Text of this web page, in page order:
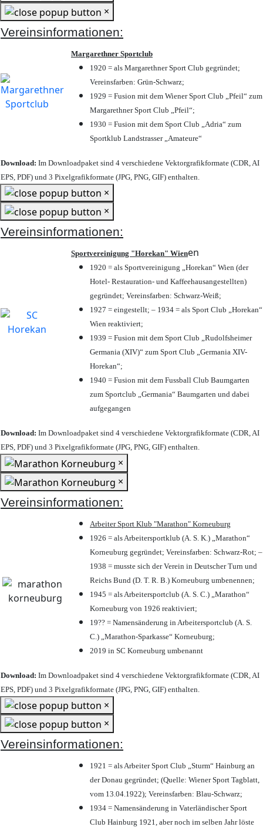
×
Vereinsinformationen:
Margarethner Sportclub
1920 = als Margarethner Sport Club gegründet;
Vereinsfarben: Grün-Schwarz;
1929 = Fusion mit dem Wiener Sport Club „Pfeil“ zum
Margarethner Sport Club „Pfeil“;
1930 = Fusion mit dem Sport Club „Adria“ zum
Sportklub Landstrasser „Amateure“
Download: Im Downloadpaket sind 4 verschiedene Vektorgrafikformate (CDR, AI
EPS, PDF) und 3 Pixelgrafikformate (JPG, PNG, GIF) enthalten.
×
×
Vereinsinformationen:
Sportvereinigung "Horekan" Wienen
1920 = als Sportvereinigung „Horekan“ Wien (der
Hotel- Restauration- und Kaffeehausangestellten)
gegründet; Vereinsfarben: Schwarz-Weiß;
1927 = eingestellt; – 1934 = als Sport Club „Horekan“
Wien reaktiviert;
1939 = Fusion mit dem Sport Club „Rudolfsheimer
Germania (XIV)“ zum Sport Club „Germania XIV-
Horekan“;
1940 = Fusion mit dem Fussball Club Baumgarten
zum Sportclub „Germania“ Baumgarten und dabei
aufgegangen
Download: Im Downloadpaket sind 4 verschiedene Vektorgrafikformate (CDR, AI
EPS, PDF) und 3 Pixelgrafikformate (JPG, PNG, GIF) enthalten.
×
×
Vereinsinformationen:
Arbeiter Sport Klub "Marathon" Korneuburg
1926 = als Arbeitersportklub (A. S. K.) „Marathon“
Korneuburg gegründet; Vereinsfarben: Schwarz-Rot; –
1938 = musste sich der Verein in Deutscher Turn und
Reichs Bund (D. T. R. B.) Korneuburg umbenennen;
1945 = als Arbeitersportclub (A. S. C.) „Marathon“
Korneuburg von 1926 reaktiviert;
19?? = Namensänderung in Arbeitersportclub (A. S.
C.) „Marathon-Sparkasse“ Korneuburg;
2019 in SC Korneuburg umbenannt
Download: Im Downloadpaket sind 4 verschiedene Vektorgrafikformate (CDR, AI
EPS, PDF) und 3 Pixelgrafikformate (JPG, PNG, GIF) enthalten.
×
×
Vereinsinformationen:
1921 = als Arbeiter Sport Club „Sturm“ Hainburg an
der Donau gegründet; (Quelle: Wiener Sport Tagblatt,
vom 13.04.1922); Vereinsfarben: Blau-Schwarz;
1934 = Namensänderung in Vaterländischer Sport
Club Hainburg 1921, aber noch im selben Jahr löste